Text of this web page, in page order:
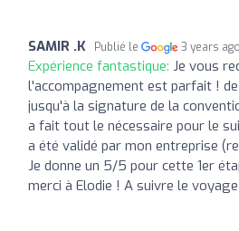
SAMIR .K Publié le 3 years ago
Expérience fantastique: Je vous
l'accompagnement est parfait !
jusqu'à la signature de la
a fait tout le nécessaire pour le
a été validé par mon entreprise
Je donne un 5/5 pour cette 1er
merci à Elodie ! A suivre le